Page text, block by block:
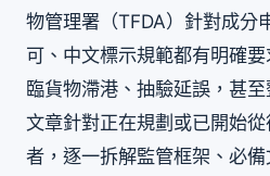
物管理署（TFDA）針對成分
可、中文標示規範都有明確
臨貨物滯港、抽驗延誤，甚
文章針對正在規劃或已開始
者，逐一拆解監管框架、必